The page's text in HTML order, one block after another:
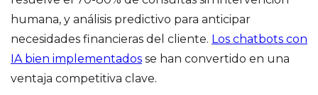
humana, y análisis predictivo para anticipar
necesidades financieras del cliente. Los chatbots con
IA bien implementados se han convertido en una
ventaja competitiva clave.